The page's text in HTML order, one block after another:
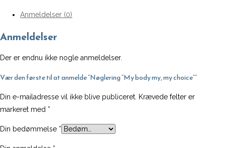
Anmeldelser (0)
Anmeldelser
Der er endnu ikke nogle anmeldelser.
Vær den første til at anmelde “Nøglering “My body my, my choice””
Din e-mailadresse vil ikke blive publiceret. Krævede felter er
markeret med *
Din bedømmelse *